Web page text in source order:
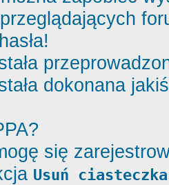
dokonana
się
Usuń